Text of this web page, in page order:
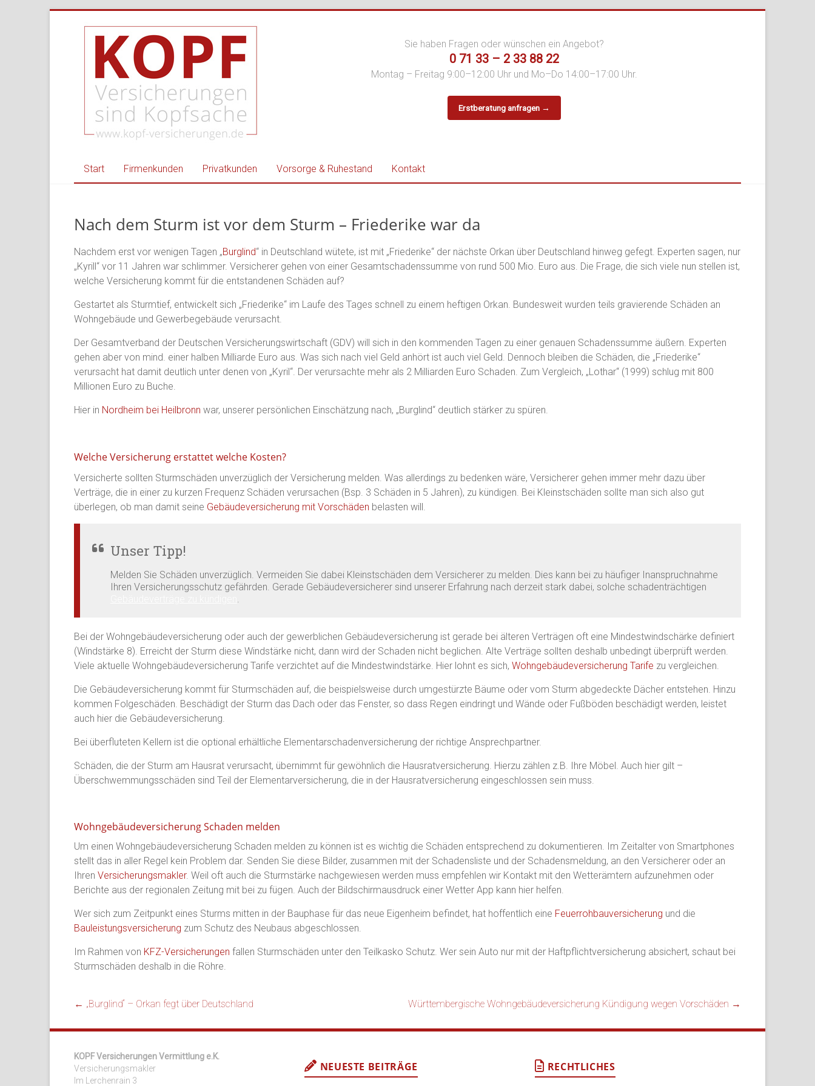
Kopf
Versicherungen
Ihr
Versicherungsmakler
Privat
Gewerbe
Nordheim,
Heilbronn
und
Sie haben Fragen oder wünschen ein Angebot?
0 71 33 – 2 33 88 22
Montag – Freitag 9:00–12:00 Uhr und Mo–Do 14:00–17:00 Uhr.
Erstberatung anfragen →
Start Firmenkunden Privatkunden Vorsorge & Ruhestand Kontakt
Nach dem Sturm ist vor dem Sturm – Friederike war da
Nachdem erst vor wenigen Tagen „Burglind“ in Deutschland wütete, ist mit „Friederike“ der nächste Orkan über Deutschland hinweg gefegt. Experten sagen, nur
„Kyrill“ vor 11 Jahren war schlimmer. Versicherer gehen von einer Gesamtschadenssumme von rund 500 Mio. Euro aus. Die Frage, die sich viele nun stellen ist,
welche Versicherung kommt für die entstandenen Schäden auf?
Gestartet als Sturmtief, entwickelt sich „Friederike“ im Laufe des Tages schnell zu einem heftigen Orkan. Bundesweit wurden teils gravierende Schäden an
Wohngebäude und Gewerbegebäude verursacht.
Der Gesamtverband der Deutschen Versicherungswirtschaft (GDV) will sich in den kommenden Tagen zu einer genauen Schadenssumme äußern. Experten
gehen aber von mind. einer halben Milliarde Euro aus. Was sich nach viel Geld anhört ist auch viel Geld. Dennoch bleiben die Schäden, die „Friederike“
verursacht hat damit deutlich unter denen von „Kyril“. Der verursachte mehr als 2 Milliarden Euro Schaden. Zum Vergleich, „Lothar“ (1999) schlug mit 800
Millionen Euro zu Buche.
Hier in Nordheim bei Heilbronn war, unserer persönlichen Einschätzung nach, „Burglind“ deutlich stärker zu spüren.
Welche Versicherung erstattet welche Kosten?
Versicherte sollten Sturmschäden unverzüglich der Versicherung melden. Was allerdings zu bedenken wäre, Versicherer gehen immer mehr dazu über
Verträge, die in einer zu kurzen Frequenz Schäden verursachen (Bsp. 3 Schäden in 5 Jahren), zu kündigen. Bei Kleinstschäden sollte man sich also gut
überlegen, ob man damit seine Gebäudeversicherung mit Vorschäden belasten will.
Unser Tipp!
Melden Sie Schäden unverzüglich. Vermeiden Sie dabei Kleinstschäden dem Versicherer zu melden. Dies kann bei zu häufiger Inanspruchnahme
Ihren Versicherungsschutz gefährden. Gerade Gebäudeversicherer sind unserer Erfahrung nach derzeit stark dabei, solche schadenträchtigen
Bei der Wohngebäudeversicherung oder auch der gewerblichen Gebäudeversicherung ist gerade bei älteren Verträgen oft eine Mindestwindschärke definiert
(Windstärke 8). Erreicht der Sturm diese Windstärke nicht, dann wird der Schaden nicht beglichen. Alte Verträge sollten deshalb unbedingt überprüft werden.
Viele aktuelle Wohngebäudeversicherung Tarife verzichtet auf die Mindestwindstärke. Hier lohnt es sich, Wohngebäudeversicherung Tarife zu vergleichen.
Die Gebäudeversicherung kommt für Sturmschäden auf, die beispielsweise durch umgestürzte Bäume oder vom Sturm abgedeckte Dächer entstehen. Hinzu
kommen Folgeschäden. Beschädigt der Sturm das Dach oder das Fenster, so dass Regen eindringt und Wände oder Fußböden beschädigt werden, leistet
auch hier die Gebäudeversicherung.
Bei überfluteten Kellern ist die optional erhältliche Elementarschadenversicherung der richtige Ansprechpartner.
Schäden, die der Sturm am Hausrat verursacht, übernimmt für gewöhnlich die Hausratversicherung. Hierzu zählen z.B. Ihre Möbel. Auch hier gilt –
Überschwemmungsschäden sind Teil der Elementarversicherung, die in der Hausratversicherung eingeschlossen sein muss.
Wohngebäudeversicherung Schaden melden
Um einen Wohngebäudeversicherung Schaden melden zu können ist es wichtig die Schäden entsprechend zu dokumentieren. Im Zeitalter von Smartphones
stellt das in aller Regel kein Problem dar. Senden Sie diese Bilder, zusammen mit der Schadensliste und der Schadensmeldung, an den Versicherer oder an
Ihren Versicherungsmakler. Weil oft auch die Sturmstärke nachgewiesen werden muss empfehlen wir Kontakt mit den Wetterämtern aufzunehmen oder
Berichte aus der regionalen Zeitung mit bei zu fügen. Auch der Bildschirmausdruck einer Wetter App kann hier helfen.
Wer sich zum Zeitpunkt eines Sturms mitten in der Bauphase für das neue Eigenheim befindet, hat hoffentlich eine Feuerrohbauversicherung und die
Bauleistungsversicherung zum Schutz des Neubaus abgeschlossen.
Im Rahmen von KFZ-Versicherungen fallen Sturmschäden unter den Teilkasko Schutz. Wer sein Auto nur mit der Haftpflichtversicherung absichert, schaut bei
Sturmschäden deshalb in die Röhre.
← „Burglind“ – Orkan fegt über Deutschland Württembergische Wohngebäudeversicherung Kündigung wegen Vorschäden →
KOPF Versicherungen Vermittlung e.K.
Versicherungsmakler
Im Lerchenrain 3
NEUESTE BEITRÄGE RECHTLICHES